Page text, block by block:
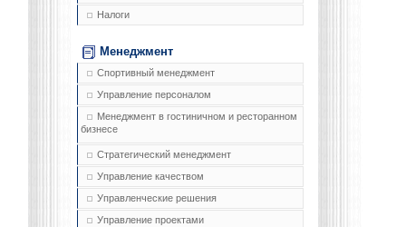
Налоги
Менеджмент
Спортивный менеджмент
Управление персоналом
Менеджмент в гостиничном и ресторанном
бизнесе
Стратегический менеджмент
Управление качеством
Управленческие решения
Управление проектами